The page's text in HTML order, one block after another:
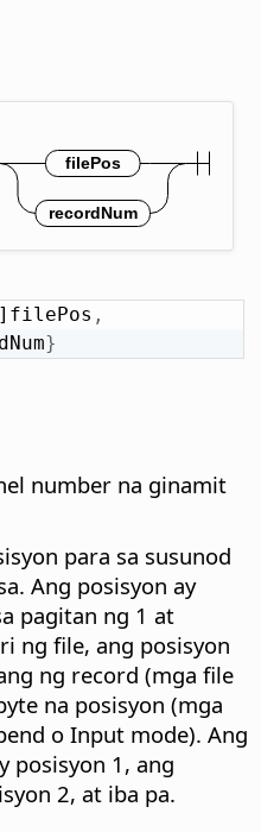
,
}
number na ginamit
para sa susunod
Ang posisyon ay
pagitan ng 1 at
ng file, ang posisyon
ng record (mga file
na posisyon (mga
o Input mode). Ang
posisyon 1, ang
2, at iba pa.